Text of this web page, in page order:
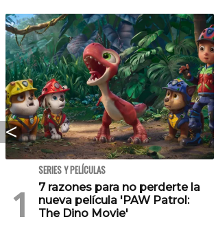
SERIES Y PELÍCULAS
7 razones para no perderte la
nueva película 'PAW Patrol:
The Dino Movie'